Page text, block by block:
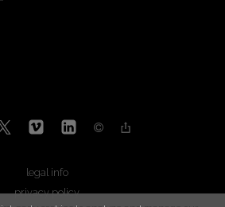
legal info
privacy policy